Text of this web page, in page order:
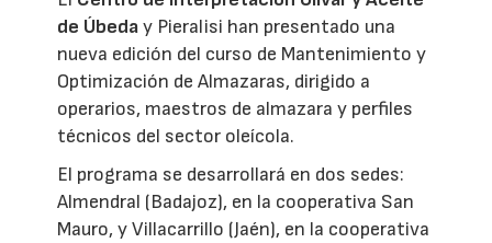
de Úbeday Pieralisi han presentado una
nueva edición del curso de Mantenimiento y
Optimización de Almazaras, dirigido a
operarios, maestros de almazara y perfiles
técnicos del sector oleícola.
El programa se desarrollará en dos sedes:
Almendral (Badajoz), en la cooperativa San
Mauro, y Villacarrillo (Jaén), en la cooperativa